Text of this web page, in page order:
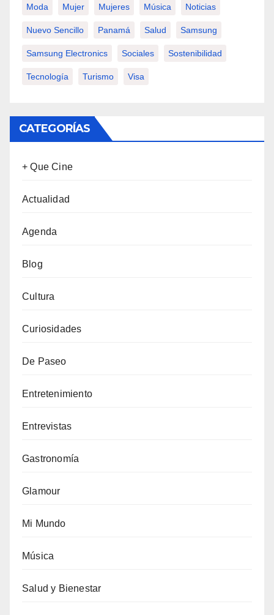
Moda Mujer Mujeres Música Noticias
Nuevo Sencillo Panamá Salud Samsung
Samsung Electronics Sociales Sostenibilidad
Tecnología Turismo Visa
CATEGORÍAS
+ Que Cine
Actualidad
Agenda
Blog
Cultura
Curiosidades
De Paseo
Entretenimiento
Entrevistas
Gastronomía
Glamour
Mi Mundo
Música
Salud y Bienestar